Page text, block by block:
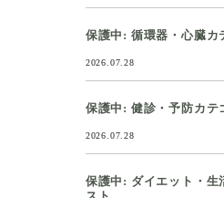
保護中: 循環器・心臓カ
2026.07.28
保護中: 健診・予防カテ
2026.07.28
保護中: ダイエット・生